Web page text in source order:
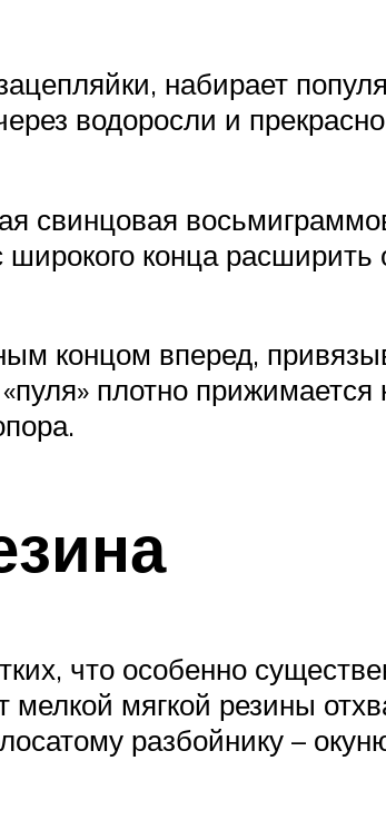
набирает
водоросли и
свинцовая
конца
концом вперед,
плотно
что особенно
мягкой резины
разбойнику –